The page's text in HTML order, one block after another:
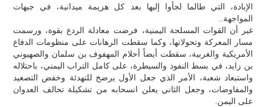
الإبادة، التي طالما لجأوا إليها بعد كل هزيمة ميدانية، في جبهات
المواجهة..
غير أن القوات المسلحة اليمنية، فرضت معادلة الردع بقوة، ورسمت
مسار المعركة وتحولاتها، وكما سقطت الرهانات على منظومات الدفاع
الأمريكية والغربية، سقطت أيضاً أحلام المهفوف بن سلمان والصهيوني
بن زايد، في بسط النفوذ والسيطرة، على كامل التراب اليمني، باحتلاله
واستبعاد شعبة، الأمر الذي جعل الأول يرضخ للتهدئة وخفض التصعيد
والمفاوضات، وجعل الثاني يعلن انسحابه من تشكيلة تحالف العدوان
على اليمن.